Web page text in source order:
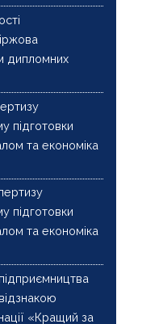
дипломних
підготовки
та економіка
підготовки
та економіка
«Кращий за